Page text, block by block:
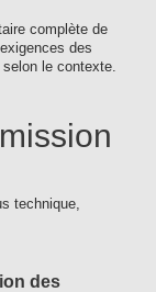
complète de
des
selon le contexte.
technique,
des